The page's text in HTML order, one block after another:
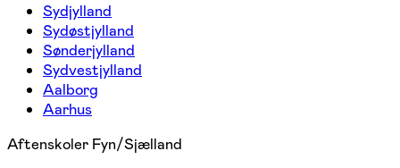
Sydjylland
Sydøstjylland
Sønderjylland
Sydvestjylland
Aalborg
Aarhus
Aftenskoler Fyn/Sjælland